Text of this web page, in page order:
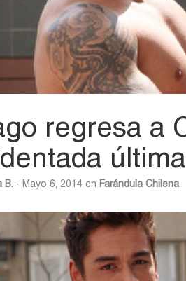
regresa a
B. - Mayo 6, 2014 en Farándula Chilena